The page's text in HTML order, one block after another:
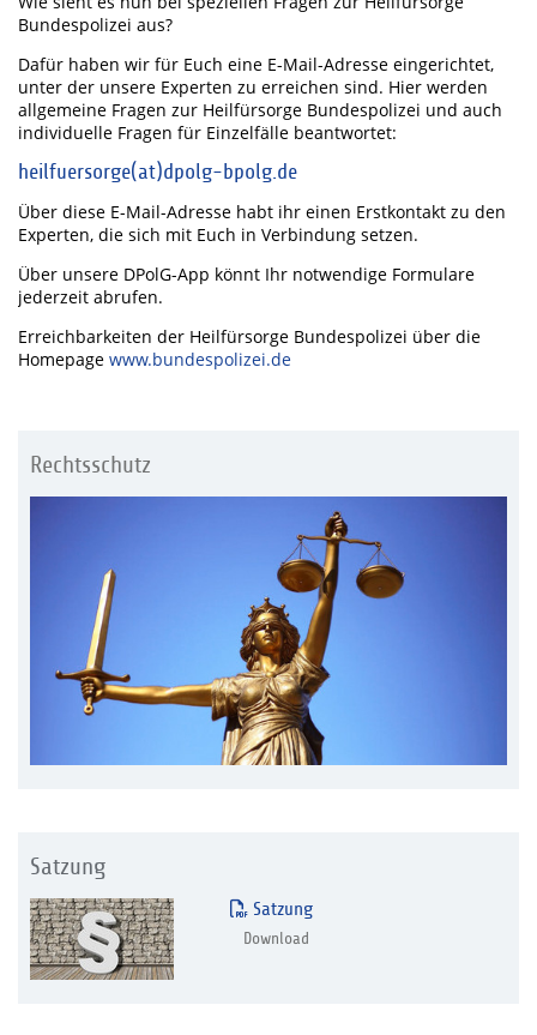
Bundespolizei aus?
Dafür haben wir für Euch eine E-Mail-Adresse eingerichtet,
unter der unsere Experten zu erreichen sind. Hier werden
allgemeine Fragen zur Heilfürsorge Bundespolizei und auch
individuelle Fragen für Einzelfälle beantwortet:
heilfuersorge(at)dpolg-bpolg.de
Über diese E-Mail-Adresse habt ihr einen Erstkontakt zu den
Experten, die sich mit Euch in Verbindung setzen.
Über unsere DPolG-App könnt Ihr notwendige Formulare
jederzeit abrufen.
Erreichbarkeiten der Heilfürsorge Bundespolizei über die
Homepage www.bundespolizei.de
Rechtsschutz
Satzung
Satzung
Download